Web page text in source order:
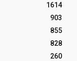
1614
903
855
828
260